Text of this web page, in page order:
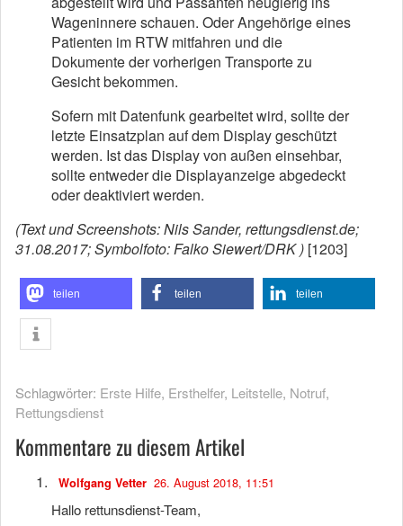
Wageninnere schauen. Oder Angehörige eines
Patienten im RTW mitfahren und die
Dokumente der vorherigen Transporte zu
Gesicht bekommen.
Sofern mit Datenfunk gearbeitet wird, sollte der
letzte Einsatzplan auf dem Display geschützt
werden. Ist das Display von außen einsehbar,
sollte entweder die Displayanzeige abgedeckt
oder deaktiviert werden.
(Text und Screenshots: Nils Sander, rettungsdienst.de;
31.08.2017; Symbolfoto: Falko Siewert/DRK ) [1203]
teilen teilen teilen
Schlagwörter: Erste Hilfe, Ersthelfer, Leitstelle, Notruf,
Rettungsdienst
Kommentare zu diesem Artikel
Wolfgang Vetter 26. August 2018, 11:51
Hallo rettunsdienst-Team,